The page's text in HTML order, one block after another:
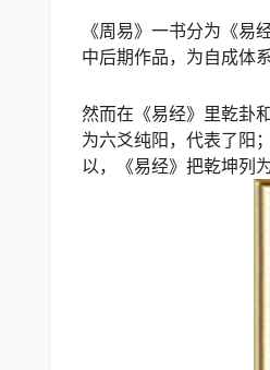
《周易》一书分为《易
中后期作品，为自成体
然而在《易经》里乾卦
为六爻纯阳，代表了阳
以，《易经》把乾坤列为